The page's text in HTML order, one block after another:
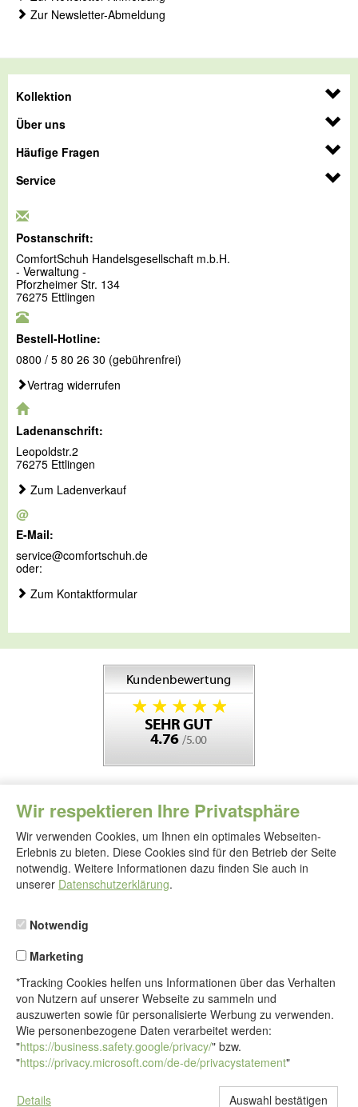
Wir respektieren Ihre Privatsphäre
Wir verwenden Cookies, um Ihnen ein optimales Webseiten-
Erlebnis zu bieten. Diese Cookies sind für den Betrieb der Seite
notwendig. Weitere Informationen dazu finden Sie auch in
unserer Datenschutzerklärung.
Notwendig
Marketing
*Tracking Cookies helfen uns Informationen über das Verhalten
von Nutzern auf unserer Webseite zu sammeln und
auszuwerten sowie für personalisierte Werbung zu verwenden.
Wie personenbezogene Daten verarbeitet werden:
"https://business.safety.google/privacy/" bzw.
"https://privacy.microsoft.com/de-de/privacystatement"
Details
Zur Newsletter-Abmeldung
Kollektion
Über uns
Häufige Fragen
Service
Postanschrift:
ComfortSchuh Handelsgesellschaft m.b.H.
- Verwaltung -
Pforzheimer Str. 134
76275 Ettlingen
Bestell-Hotline:
0800 / 5 80 26 30 (gebührenfrei)
Vertrag widerrufen
Ladenanschrift:
Leopoldstr.2
76275 Ettlingen
Zum Ladenverkauf
@
E-Mail:
service@comfortschuh.de
oder:
Zum Kontaktformular
Folgen